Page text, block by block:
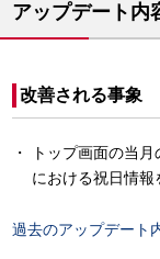
アップデート内
改善される事象
トップ画面の当
における祝日情報
過去のアップデート